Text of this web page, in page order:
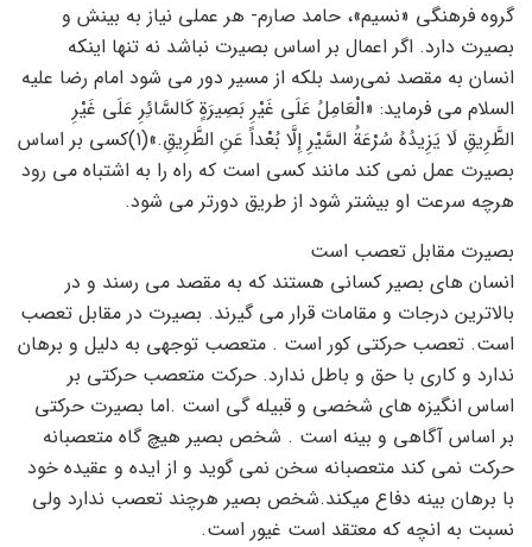
گروه فرهنگی «نسیم»، حامد صارم- هر عملی نیاز به بینش و
بصیرت دارد. اگر اعمال بر اساس بصیرت نباشد نه تنها اینکه
انسان به مقصد نمی‌رسد بلکه از مسیر دور می شود امام رضا علیه
السلام می فرماید: «الْعَامِلُ عَلَى غَیْرِ بَصِیرَةٍ کَالسَّائِرِ عَلَى غَیْرِ
الطَّرِیقِ لَا یَزِیدُهُ سُرْعَةُ السَّیْرِ إِلَّا بُعْداً عَنِ الطَّرِیقِ.»(1)کسی بر اساس
بصیرت عمل نمی کند مانند کسی است که راه را به اشتباه می رود
هرچه سرعت او بیشتر شود از طریق دورتر می شود.
بصیرت مقابل تعصب است
انسان های بصیر کسانی هستند که به مقصد می رسند و در
بالاترین درجات و مقامات قرار می گیرند. بصیرت در مقابل تعصب
است. تعصب حرکتی کور است . متعصب توجهی به دلیل و برهان
ندارد و کاری با حق و باطل ندارد. حرکت متعصب حرکتی بر
اساس انگیزه های شخصی و قبیله گی است .اما بصیرت حرکتی
بر اساس آگاهی و بینه است . شخص بصیر هیچ گاه متعصبانه
حرکت نمی کند متعصبانه سخن نمی گوید و از ایده و عقیده خود
با برهان بینه دفاع میکند.شخص بصیر هرچند تعصب ندارد ولی
نسبت به انچه که معتقد است غیور است.